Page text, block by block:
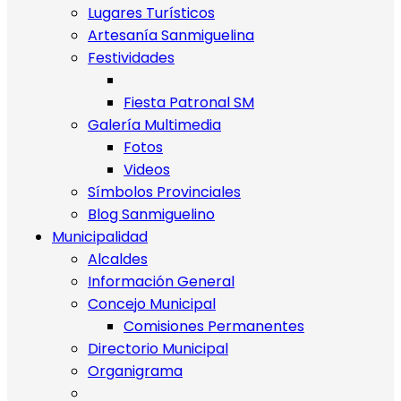
Lugares Turísticos
Artesanía Sanmiguelina
Festividades
Fiesta Patronal SM
Galería Multimedia
Fotos
Videos
Símbolos Provinciales
Blog Sanmiguelino
Municipalidad
Alcaldes
Información General
Concejo Municipal
Comisiones Permanentes
Directorio Municipal
Organigrama